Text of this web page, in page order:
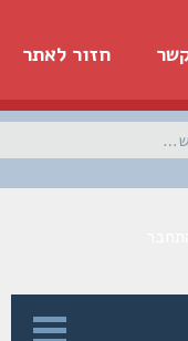
חזור לאתר